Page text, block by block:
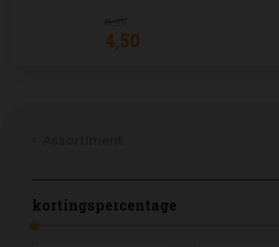
8 99
4,50
kortingspercentage